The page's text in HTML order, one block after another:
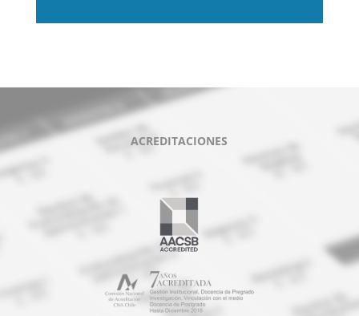
ACREDITACIONES